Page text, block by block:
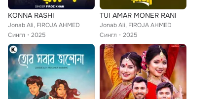
KONNA RASHI
Jonab Ali, FIROJA AHMED
Сингл
2025
TUI AMAR MONER RANI
Jonab Ali, FIROJA AHMED
Сингл
2025